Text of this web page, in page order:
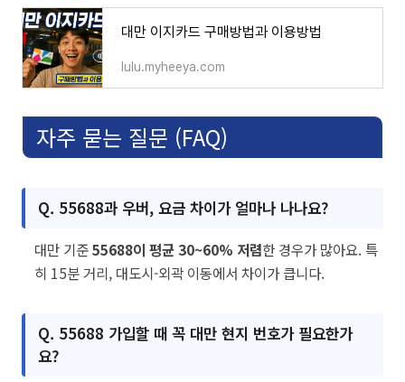
대만 이지카드 구매방법과 이용방법
lulu.myheeya.com
자주 묻는 질문 (FAQ)
Q. 55688과 우버, 요금 차이가 얼마나 나나요?
대만 기준55688이 평균 30~60% 저렴한 경우가 많아요. 특
히 15분 거리, 대도시-외곽 이동에서 차이가 큽니다.
Q. 55688 가입할 때 꼭 대만 현지 번호가 필요한가
요?